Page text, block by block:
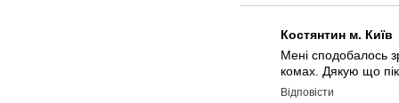
Костянтин м. Київ
Мені сподобалось
комах. Дякую що
Відповісти